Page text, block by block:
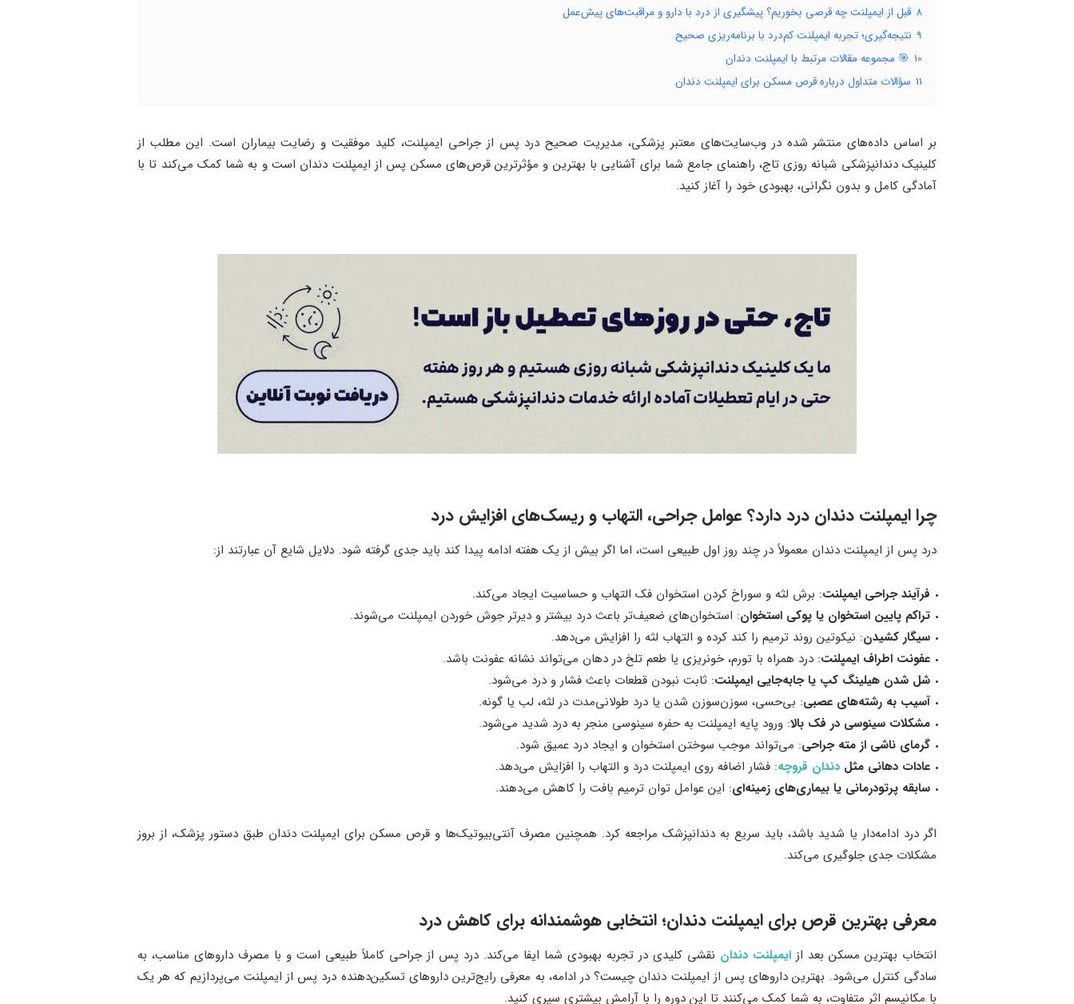
8 قبل از ایمپلنت چه قرصی بخوریم؟ پیشگیری از درد با دارو و مراقبت‌های پیش‌عمل
9 نتیجه‌گیری؛ تجربه ایمپلنت کم‌درد با برنامه‌ریزی صحیح
10 🎯 مجموعه مقالات مرتبط با ایمپلنت دندان
11 سؤالات متداول درباره قرص مسکن برای ایمپلنت دندان
بر اساس داده‌های منتشر شده در وب‌سایت‌های معتبر پزشکی، مدیریت صحیح درد پس از جراحی ایمپلنت، کلید موفقیت و رضایت بیماران است. این مطلب از
کلینیک دندانپزشکی شبانه روزی تاج، راهنمای جامع شما برای آشنایی با بهترین و مؤثرترین قرص‌های مسکن پس از ایمپلنت دندان است و به شما کمک می‌کند تا با
آمادگی کامل و بدون نگرانی، بهبودی خود را آغاز کنید.
چرا ایمپلنت دندان درد دارد؟ عوامل جراحی، التهاب و ریسک‌های افزایش درد
درد پس از ایمپلنت دندان معمولاً در چند روز اول طبیعی است، اما اگر بیش از یک هفته ادامه پیدا کند باید جدی گرفته شود. دلایل شایع آن عبارتند از:
فرآیند جراحی ایمپلنت: برش لثه و سوراخ کردن استخوان فک التهاب و حساسیت ایجاد می‌کند.
تراکم پایین استخوان یا پوکی استخوان: استخوان‌های ضعیف‌تر باعث درد بیشتر و دیرتر جوش خوردن ایمپلنت می‌شوند.
سیگار کشیدن: نیکوتین روند ترمیم را کند کرده و التهاب لثه را افزایش می‌دهد.
عفونت اطراف ایمپلنت: درد همراه با تورم، خونریزی یا طعم تلخ در دهان می‌تواند نشانه عفونت باشد.
شل شدن هیلینگ کپ یا جابه‌جایی ایمپلنت: ثابت نبودن قطعات باعث فشار و درد می‌شود.
آسیب به رشته‌های عصبی: بی‌حسی، سوزن‌سوزن شدن یا درد طولانی‌مدت در لثه، لب یا گونه.
مشکلات سینوسی در فک بالا: ورود پایه ایمپلنت به حفره سینوسی منجر به درد شدید می‌شود.
گرمای ناشی از مته جراحی: می‌تواند موجب سوختن استخوان و ایجاد درد عمیق شود.
عادات دهانی مثل دندان‌ قروچه: فشار اضافه روی ایمپلنت درد و التهاب را افزایش می‌دهد.
سابقه پرتودرمانی یا بیماری‌های زمینه‌ای: این عوامل توان ترمیم بافت را کاهش می‌دهند.
اگر درد ادامه‌دار یا شدید باشد، باید سریع به دندانپزشک مراجعه کرد. همچنین مصرف آنتی‌بیوتیک‌ها و قرص مسکن برای ایمپلنت دندان طبق دستور پزشک، از بروز
مشکلات جدی جلوگیری می‌کند.
معرفی بهترین قرص برای ایمپلنت دندان؛ انتخابی هوشمندانه برای کاهش درد
انتخاب بهترین مسکن بعد از ایمپلنت دندان نقشی کلیدی در تجربه بهبودی شما ایفا می‌کند. درد پس از جراحی کاملاً طبیعی است و با مصرف داروهای مناسب، به
سادگی کنترل می‌شود. بهترین داروهای پس از ایمپلنت دندان چیست؟ در ادامه، به معرفی رایج‌ترین داروهای تسکین‌دهنده درد پس از ایمپلنت می‌پردازیم که هر یک
با مکانیسم اثر متفاوت، به شما کمک می‌کنند تا این دوره را با آرامش بیشتری سپری کنید.